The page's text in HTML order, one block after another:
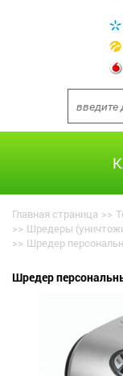
Главная страница >>
>> Шредеры
>> Шредер
Шредер